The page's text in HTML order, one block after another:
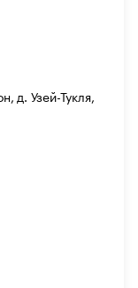
д. Узей-Тукля,